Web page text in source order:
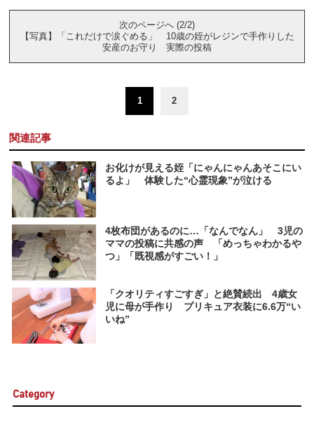
次のページへ (2/2)
【写真】「これだけで涙ぐめる」 10歳の姪がレジンで手作りした
安産のお守り 実際の投稿
1 2
関連記事
お化けが見える姪「にゃんにゃんあそこにい
るよ」 体験した“心霊現象”が泣ける
4枚布団があるのに…「なんでなん」 3児の
ママの投稿に共感の声 「めっちゃわかるや
つ」「既視感がすごい！」
「クオリティすごすぎ」と絶賛続出 4歳女
児に母が手作り プリキュア衣装に6.6万“い
いね”
Category